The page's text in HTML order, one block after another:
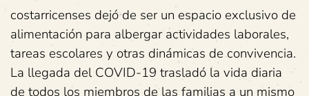
costarricenses dejó de ser un espacio exclusivo de
alimentación para albergar actividades laborales,
tareas escolares y otras dinámicas de convivencia.
La llegada del COVID-19 trasladó la vida diaria
de todos los miembros de las familias a un mismo